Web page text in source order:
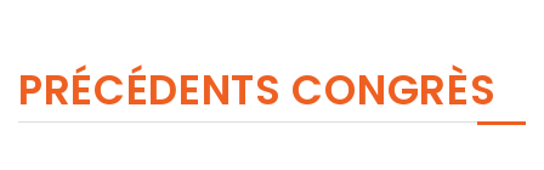
PRÉCÉDENTS CONGRÈS